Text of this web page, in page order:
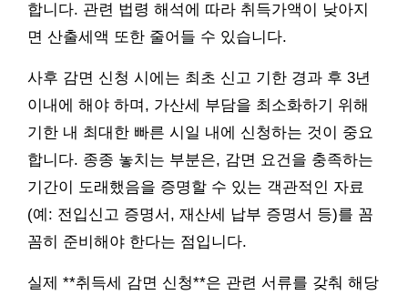
합니다. 관련 법령 해석에 따라 취득가액이 낮아지
면 산출세액 또한 줄어들 수 있습니다.
사후 감면 신청 시에는 최초 신고 기한 경과 후 3년
이내에 해야 하며, 가산세 부담을 최소화하기 위해
기한 내 최대한 빠른 시일 내에 신청하는 것이 중요
합니다. 종종 놓치는 부분은, 감면 요건을 충족하는
기간이 도래했음을 증명할 수 있는 객관적인 자료
(예: 전입신고 증명서, 재산세 납부 증명서 등)를 꼼
꼼히 준비해야 한다는 점입니다.
실제 **취득세 감면 신청**은 관련 서류를 갖춰 해당